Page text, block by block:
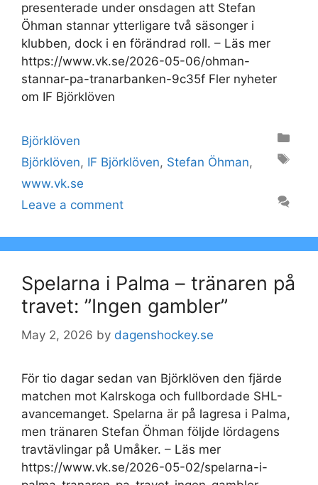
presenterade under onsdagen att Stefan
Öhman stannar ytterligare två säsonger i
klubben, dock i en förändrad roll. – Läs mer
https://www.vk.se/2026-05-06/ohman-
stannar-pa-tranarbanken-9c35f Fler nyheter
om IF Björklöven
Categories
Björklöven
Tags
Björklöven, IF Björklöven, Stefan Öhman,
www.vk.se
Leave a comment
Spelarna i Palma – tränaren på
travet: ”Ingen gambler”
May 2, 2026 by dagenshockey.se
För tio dagar sedan van Björklöven den fjärde
matchen mot Kalrskoga och fullbordade SHL-
avancemanget. Spelarna är på lagresa i Palma,
men tränaren Stefan Öhman följde lördagens
travtävlingar på Umåker. – Läs mer
https://www.vk.se/2026-05-02/spelarna-i-